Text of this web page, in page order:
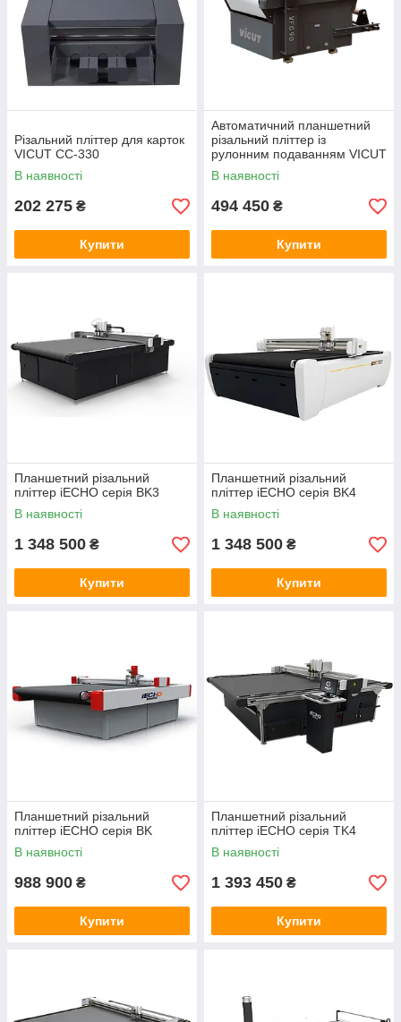
Різальний пліттер для карток
VICUT CC-330
В наявності
202 275 ₴
Купити
Автоматичний планшетний
різальний пліттер із
рулонним подаванням VICUT
DTF VFC90
В наявності
494 450 ₴
Купити
Планшетний різальний
пліттер iECHO серія BK3
В наявності
1 348 500 ₴
Купити
Планшетний різальний
пліттер iECHO серія BK4
В наявності
1 348 500 ₴
Купити
Планшетний різальний
пліттер iECHO серія BK
В наявності
988 900 ₴
Купити
Планшетний різальний
пліттер iECHO серія TK4
В наявності
1 393 450 ₴
Купити